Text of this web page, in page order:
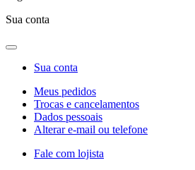
Sua conta
Sua conta
Meus pedidos
Trocas e cancelamentos
Dados pessoais
Alterar e-mail ou telefone
Fale com lojista